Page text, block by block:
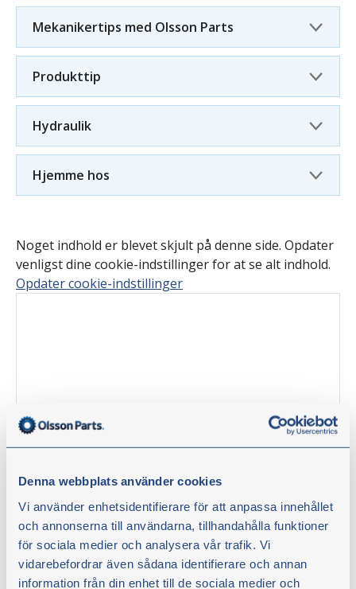
Denna webbplats använder cookies
Vi använder enhetsidentifierare för att anpassa innehållet
och annonserna till användarna, tillhandahålla funktioner
för sociala medier och analysera vår trafik. Vi
vidarebefordrar även sådana identifierare och annan
information från din enhet till de sociala medier och
Mekanikertips med Olsson Parts
Produkttip
Hydraulik
Hjemme hos
Noget indhold er blevet skjult på denne side. Opdater
venligst dine cookie-indstillinger for at se alt indhold.
Opdater cookie-indstillinger
Mekanikertips med Olsson Parts –
Udskiftning af startbatteri